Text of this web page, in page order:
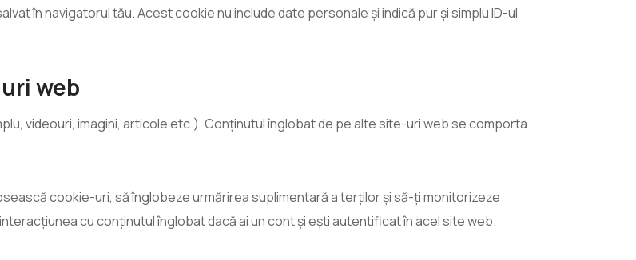
în navigatorul tău. Acest cookie nu include date personale și indică pur și simplu ID-ul
web
videouri, imagini, articole etc.). Conținutul înglobat de pe alte site-uri web se comporta
cookie-uri, să înglobeze urmărirea suplimentară a terților și să-ți monitorizeze
cu conținutul înglobat dacă ai un cont și ești autentificat în acel site web.